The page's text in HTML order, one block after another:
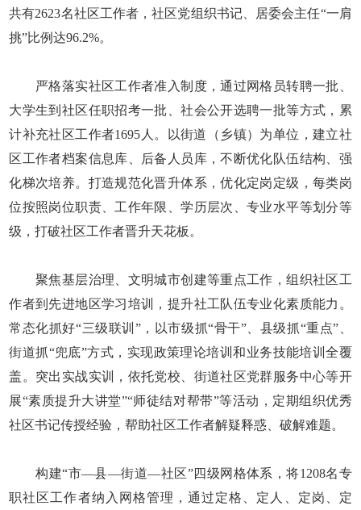
共有2623名社区工作者，社区党组织书记、居委会主任“一肩
挑”比例达96.2%。
严格落实社区工作者准入制度，通过网格员转聘一批、
大学生到社区任职招考一批、社会公开选聘一批等方式，累
计补充社区工作者1695人。以街道（乡镇）为单位，建立社
区工作者档案信息库、后备人员库，不断优化队伍结构、强
化梯次培养。打造规范化晋升体系，优化定岗定级，每类岗
位按照岗位职责、工作年限、学历层次、专业水平等划分等
级，打破社区工作者晋升天花板。
聚焦基层治理、文明城市创建等重点工作，组织社区工
作者到先进地区学习培训，提升社工队伍专业化素质能力。
常态化抓好“三级联训”，以市级抓“骨干”、县级抓“重点”、
街道抓“兜底”方式，实现政策理论培训和业务技能培训全覆
盖。突出实战实训，依托党校、街道社区党群服务中心等开
展“素质提升大讲堂”“师徒结对帮带”等活动，定期组织优秀
社区书记传授经验，帮助社区工作者解疑释惑、破解难题。
构建“市—县—街道—社区”四级网格体系，将1208名专
职社区工作者纳入网格管理，通过定格、定人、定岗、定